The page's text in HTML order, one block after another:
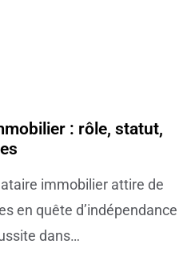
: rôle, statut,
immobilier attire de
en quête d’indépendance
dans…